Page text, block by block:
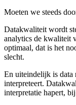
Moeten we steeds
Datakwaliteit wordt
analytics de kwaliteit
optimaal, dat is het
slecht.
En uiteindelijk is data
interpreteert.
interpretatie hapert,